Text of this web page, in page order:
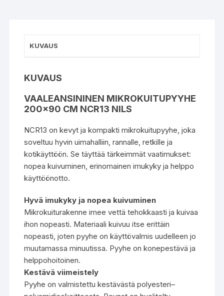
KUVAUS
KUVAUS
VAALEANSININEN MIKROKUITUPYYHE
200×90 CM NCR13 NILS
NCR13 on kevyt ja kompakti mikrokuitupyyhe, joka
soveltuu hyvin uimahalliin, rannalle, retkille ja
kotikäyttöön. Se täyttää tärkeimmät vaatimukset:
nopea kuivuminen, erinomainen imukyky ja helppo
käyttöönotto.
Hyvä imukyky ja nopea kuivuminen
Mikrokuiturakenne imee vettä tehokkaasti ja kuivaa
ihon nopeasti. Materiaali kuivuu itse erittäin
nopeasti, joten pyyhe on käyttövalmis uudelleen jo
muutamassa minuutissa. Pyyhe on konepestävä ja
helppohoitoinen.
Kestävä viimeistely
Pyyhe on valmistettu kestävästä polyesteri–